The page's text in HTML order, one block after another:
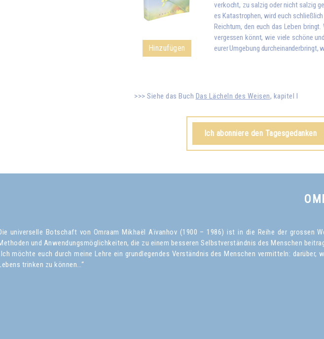
Hinzufügen
verkocht, zu salzig oder nicht salzig
es Katastrophen, wird euch
Reichtum, den euch das Leben
vergessen könnt, wie viele schöne
eurer Umgebung durcheinanderbringt,
Siehe das Buch Das Lächeln des Weisen, kapitel I
Ich abonniere den Tagesgedanken
universelle Botschaft von Omraam Mikhaël Aïvanhov (1900 – 1986) ist in die Reihe der grossen
und Anwendungsmöglichkeiten, die zu einem besseren Selbstverständnis des Menschen
möchte euch durch meine Lehre ein grundlegendes Verständnis des Menschen vermitteln:
trinken zu können…“